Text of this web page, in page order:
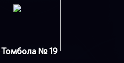
Томбола № 19